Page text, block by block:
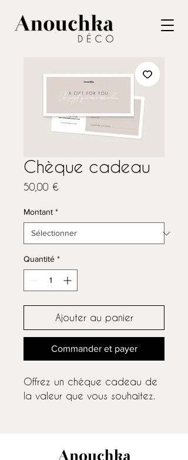
Chèque cadeau
50,00 €Prix
Montant *
Quantité *
Ajouter au panier
Commander et payer
Offrez un chèque cadeau de
la valeur que vous souhaitez.